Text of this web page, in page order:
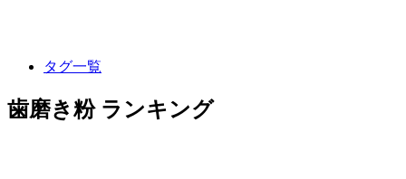
タグ一覧
歯磨き粉 ランキング